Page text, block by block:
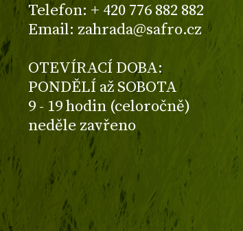
Telefon: + 420 776 882 882
Email: zahrada@safro.cz
OTEVÍRACÍ DOBA:
PONDĚLÍ až SOBOTA
9 - 19 hodin (celoročně)
neděle zavřeno